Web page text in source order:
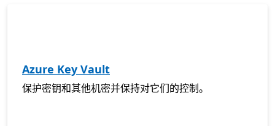
Azure Key Vault
保护密钥和其他机密并保持对它们的控制。